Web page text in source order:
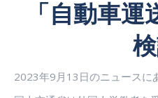
「自動車
2023年9月 13 日のニュースに